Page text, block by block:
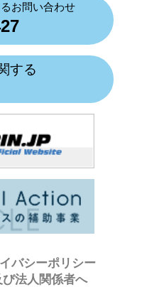
お問い合わせ
する
バシーポリシー
法人関係者へ